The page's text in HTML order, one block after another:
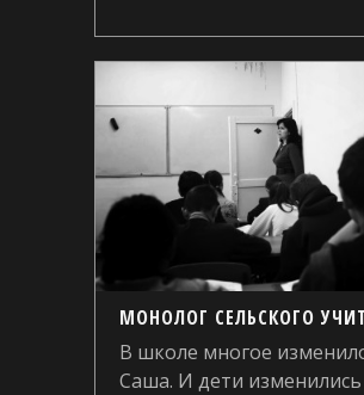
МОНОЛОГ СЕЛЬСКОГО
В школе многое
Саша. И дети изменились